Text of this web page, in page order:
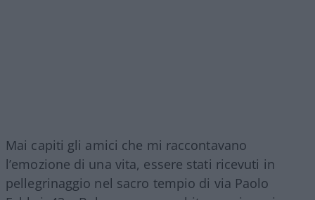
Mai capiti gli amici che mi raccontavano
l’emozione di una vita, essere stati ricevuti in
pellegrinaggio nel sacro tempio di via Paolo